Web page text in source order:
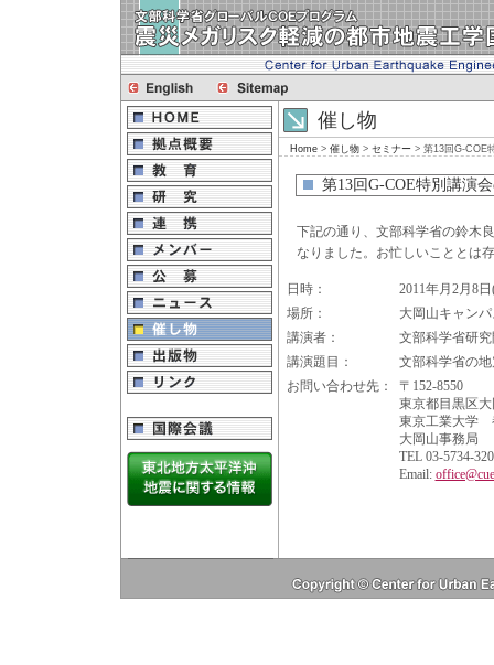
催し物
Home > 催し物 > セミナー > 第13回G-COE
第13回G-COE特別講演
下記の通り、文部科学省の鈴木
なりました。お忙しいこととは
日時：
2011年月2月8
場所：
大岡山キャン
講演者：
文部科学省研
講演題目：
文部科学省の
お問い合わせ先：
〒152-8550
東京都目黒区
東京工業大学
大岡山事務局
TEL 03-5734-
Email: